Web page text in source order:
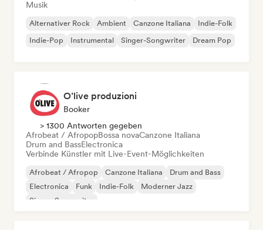
Musik
Alternativer Rock Ambient Canzone Italiana
Indie-Folk
Indie-Pop
Instrumental Singer-Songwriter Dream Pop
O’live produzioni
Booker
> 1300 Antworten gegeben
Afrobeat / AfropopBossa novaCanzone Italiana
Drum and BassElectronica
Verbinde Künstler mit Live-Event-Möglichkeiten
Afrobeat / Afropop Canzone Italiana
Drum and Bass
Electronica
Funk Indie-Folk
Moderner Jazz
Singer-Songwriter